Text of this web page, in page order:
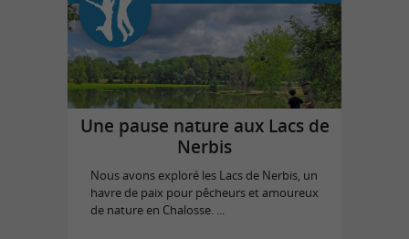
Une pause nature aux Lacs de
Nerbis
Nous avons exploré les Lacs de Nerbis, un
havre de paix pour pêcheurs et amoureux
de nature en Chalosse. ...